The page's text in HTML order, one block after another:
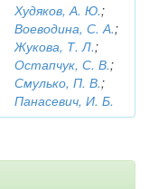
Худяков, А. Ю.;
Воеводина, С. А.;
Жукова, Т. Л.;
Остапчук, С. В.;
Смулько, П. В.;
Панасевич, И. Б.